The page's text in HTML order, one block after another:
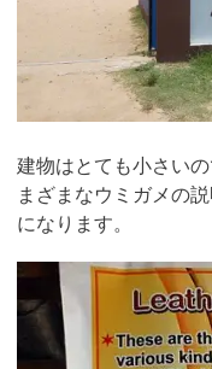
建物はとても小さい
まざまなウミガメの
になります。